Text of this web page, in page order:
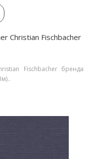
Christian Fischbacher
Fischbacher бренда